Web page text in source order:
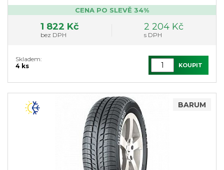
CENA PO SLEVĚ 34%
1 822 Kč
bez DPH
2 204 Kč
s DPH
Skladem:
4 ks
KOUPIT
BARUM